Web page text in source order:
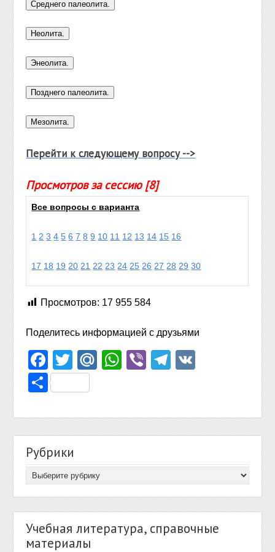
Перейти к следующему вопросу -->
Просмотров за сессию [8]
Все вопросы с варианта
1 2 3 4 5 6 7 8 9 10 11 12 13 14 15 16
17 18 19 20 21 22 23 24 25 26 27 28 29 30
Просмотров: 17 955 584
Поделитесь информацией с друзьями
Facebook
TwitterMail.Ru
WhatsApp
ViberTelegram
Отправить
Рубрики
Учебная литература, справочные
материалы